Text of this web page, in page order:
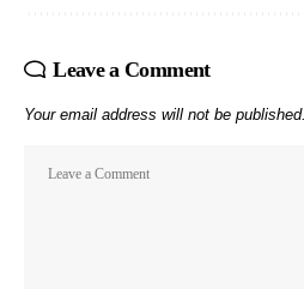
Leave a Comment
Your email address will not be published.